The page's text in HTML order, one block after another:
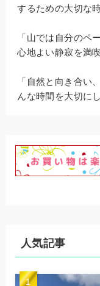
するための大切な
「山では自分のペ
心地よい静寂を満
「自然と向き合い
んな時間を大切に
人気記事